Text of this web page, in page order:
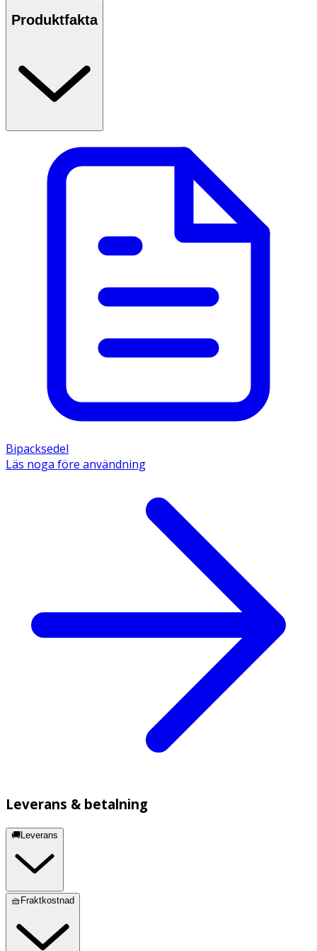
Produktfakta
Bipacksedel
Läs noga före användning
Leverans & betalning
🚚Leverans
🧺Fraktkostnad